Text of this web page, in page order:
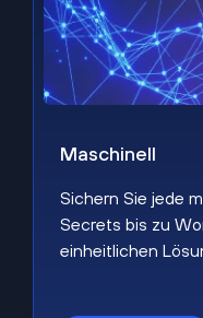
Maschinell
Sichern Sie jede
Secrets bis zu
einheitlichen